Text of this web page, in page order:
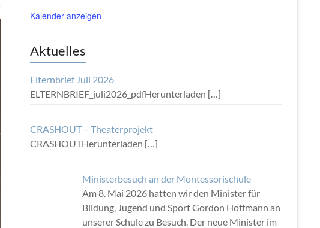
Kalender anzeigen
Aktuelles
Elternbrief Juli 2026
ELTERNBRIEF_juli2026_pdfHerunterladen […]
CRASHOUT – Theaterprojekt
CRASHOUTHerunterladen […]
Ministerbesuch an der Montessorischule
Am 8. Mai 2026 hatten wir den Minister für
Bildung, Jugend und Sport Gordon Hoffmann an
unserer Schule zu Besuch. Der neue Minister im